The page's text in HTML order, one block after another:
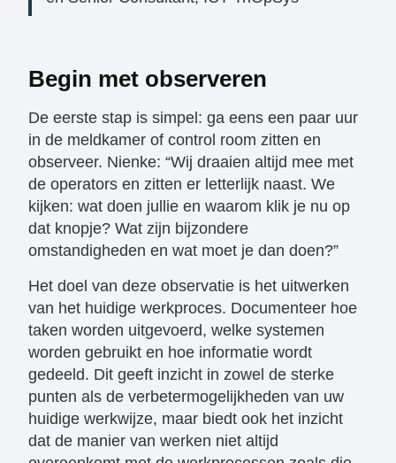
Begin met observeren
De eerste stap is simpel: ga eens een paar uur
in de meldkamer of control room zitten en
observeer. Nienke: “Wij draaien altijd mee met
de operators en zitten er letterlijk naast. We
kijken: wat doen jullie en waarom klik je nu op
dat knopje? Wat zijn bijzondere
omstandigheden en wat moet je dan doen?”
Het doel van deze observatie is het uitwerken
van het huidige werkproces. Documenteer hoe
taken worden uitgevoerd, welke systemen
worden gebruikt en hoe informatie wordt
gedeeld. Dit geeft inzicht in zowel de sterke
punten als de verbetermogelijkheden van uw
huidige werkwijze, maar biedt ook het inzicht
dat de manier van werken niet altijd